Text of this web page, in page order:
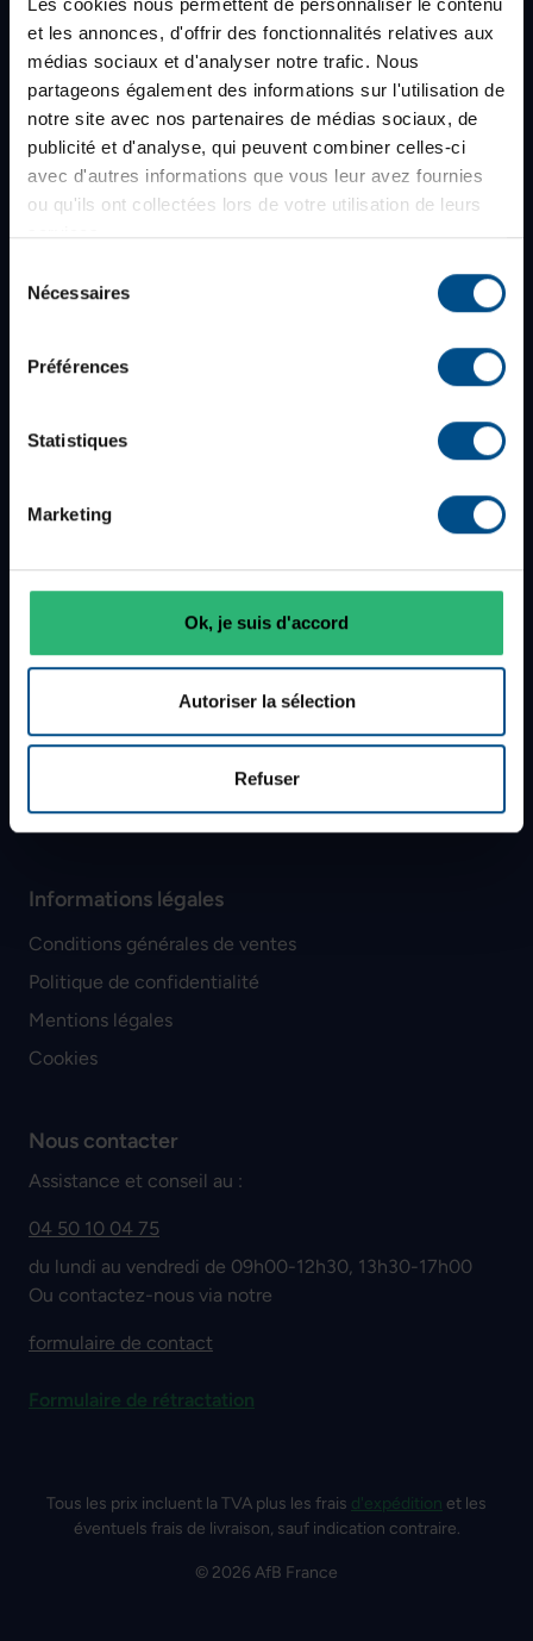
et les annonces, d'offrir des fonctionnalités relatives aux
médias sociaux et d'analyser notre trafic. Nous
partageons également des informations sur l'utilisation de
notre site avec nos partenaires de médias sociaux, de
publicité et d'analyse, qui peuvent combiner celles-ci
avec d'autres informations que vous leur avez fournies
ou qu'ils ont collectées lors de votre utilisation de leurs
services.
Nécessaires
Préférences
Statistiques
Marketing
Ok, je suis d'accord
Autoriser la sélection
Refuser
Écologique, social et solidaire
15 jours pour changer d'avis
Garantie de 12 mois
À propos d'afb
Qui sommes-nous ?
Rejoignez-nous
Infos et services
Réparation & maintenance
Les grades de nos produits
Livraison
Méthodes de paiement
Plan du site
Informations légales
Conditions générales de ventes
Politique de confidentialité
Mentions légales
Cookies
Nous contacter
Assistance et conseil au :
04 50 10 04 75
du lundi au vendredi de 09h00-12h30, 13h30-17h00
Ou contactez-nous via notre
formulaire de contact
Formulaire de rétractation
Tous les prix incluent la TVA plus les frais d'expédition et les
éventuels frais de livraison, sauf indication contraire.
© 2026 AfB France